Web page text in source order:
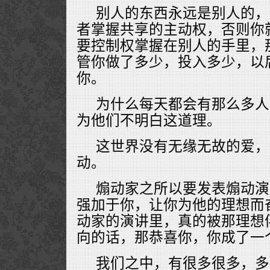
别人的东西永远是别人的
者掌握共享的主动权，否则
要控制权掌握在别人的手里
管你做了多少，投入多少，
你。
为什么每天都会有那么多
为他们不明白这道理。
这世界没有无缘无故的爱
动。
煽动家之所以要发表煽动
强加于你，让你为他的理想
动家的演讲里，真的被那理
向的话，那恭喜你，你成了
我们之中，有很多很多，